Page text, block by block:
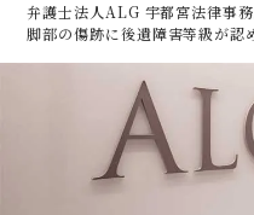
弁護士法人ALG 宇都宮法律事
脚部の傷跡に後遺障害等級が